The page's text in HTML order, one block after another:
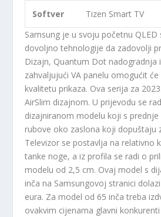
Softver
Tizen Smart TV
Samsung je u svoju početnu QLED
dovoljno tehnologije da zadovolji
Dizajn, Quantum Dot nadogradnja
zahvaljujući VA panelu omogućit
kvalitetu prikaza. Ova serija za
AirSlim dizajnom. U prijevodu se
dizajniranom modelu koji s
rubove oko zaslona koji dopuštaju
Televizor se postavlja na relativno
tanke noge, a iz profila se radi o
modelu od 2,5 cm. Ovaj model s
inča na Samsungovoj stranici
eura. Za model od 65 inča treba
ovakvim cijenama glavni